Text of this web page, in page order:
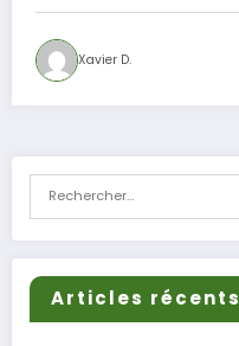
Xavier D.
Articles récents